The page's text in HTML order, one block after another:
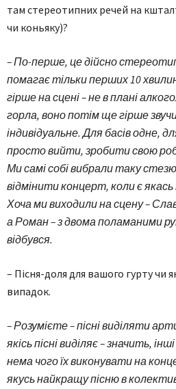
там стереотипних речей на
чи коньяку)?
– По-перше, це дійсно
помагає тільки перших 10
гірше на сцені – не в плані
горла, воно потім ще гірше
індивідуальне. Для басів одне,
просто вийти, зробити свою
Ми самі собі вибрали таку
відмінити концерт, коли є
Хоча ми виходили на сцену –
а Роман – з двома поламаними
відбувся.
– Пісня-доля для вашого гурту чи
випадок.
– Розумієте – пісні виділяти
якісь пісні виділяє – значить,
нема чого їх виконувати на
якусь найкращу пісню в